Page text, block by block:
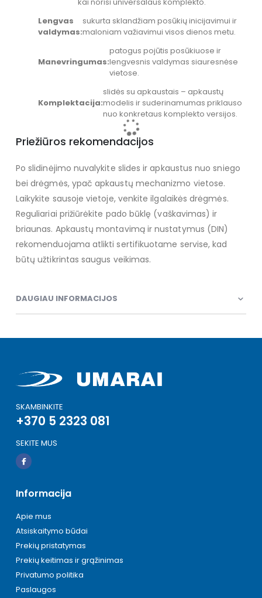
Lengvas
valdymas:
sukurta sklandžiam posūkių inicijavimui ir
maloniam važiavimui visos dienos metu.
Manevringumas:
patogus pojūtis posūkiuose ir
lengvesnis valdymas siauresnėse
vietose.
Komplektacija:
slidės su apkaustais – apkaustų
modelis ir suderinamumas priklauso
nuo konkretaus komplekto versijos.
Priežiūros rekomendacijos
Po slidinėjimo nuvalykite slides ir apkaustus nuo sniego
bei drėgmės, ypač apkaustų mechanizmo vietose.
Laikykite sausoje vietoje, venkite ilgalaikės drėgmės.
Reguliariai prižiūrėkite pado būklę (vaškavimas) ir
briaunas. Apkaustų montavimą ir nustatymus (DIN)
rekomenduojama atlikti sertifikuotame servise, kad
būtų užtikrintas saugus veikimas.
DAUGIAU INFORMACIJOS
SKAMBINKITE
+370 5 2323 081
SEKITE MUS
Informacija
Apie mus
Atsiskaitymo būdai
Prekių pristatymas
Prekių keitimas ir grąžinimas
Privatumo politika
Paslaugos